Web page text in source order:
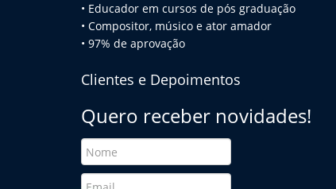
• Educador em cursos de pós graduação
• Compositor, músico e ator amador
• 97% de aprovação
Clientes e Depoimentos
Quero receber novidades!